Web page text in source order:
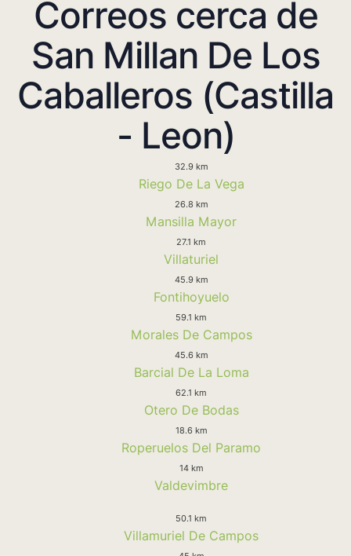
Correos cerca de
San Millan De Los
Caballeros (Castilla
- Leon)
32.9 km
Riego De La Vega
26.8 km
Mansilla Mayor
27.1 km
Villaturiel
45.9 km
Fontihoyuelo
59.1 km
Morales De Campos
45.6 km
Barcial De La Loma
62.1 km
Otero De Bodas
18.6 km
Roperuelos Del Paramo
14 km
Valdevimbre
50.1 km
Villamuriel De Campos